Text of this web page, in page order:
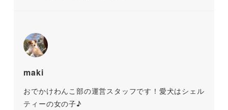
maki
おでかけわんこ部の運営スタッフです！愛犬はシェル
ティーの女の子♪